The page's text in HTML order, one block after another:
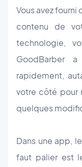
Vous avez
contenu de
technologie,
GoodBarber
rapidement,
votre côté pour
quelques
Dans une app,
faut palier est